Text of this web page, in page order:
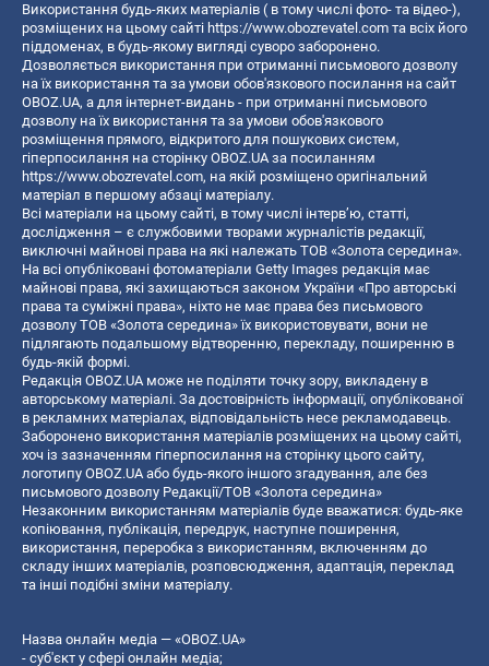
Використання будь-яких матеріалів ( в тому числі фото- та відео-),
розміщених на цьому сайті https://www.obozrevatel.com та всіх його
піддоменах, в будь-якому вигляді суворо заборонено.
Дозволяється використання при отриманні письмового дозволу
на їх використання та за умови обов'язкового посилання на сайт
OBOZ.UA, а для інтернет-видань - при отриманні письмового
дозволу на їх використання та за умови обов'язкового
розміщення прямого, відкритого для пошукових систем,
гіперпосилання на сторінку OBOZ.UA за посиланням
https://www.obozrevatel.com, на якій розміщено оригінальний
матеріал в першому абзаці матеріалу.
Всі матеріали на цьому сайті, в тому числі інтерв’ю, статті,
дослідження – є службовими творами журналістів редакції,
виключні майнові права на які належать ТОВ «Золота середина».
На всі опубліковані фотоматеріали Getty Images редакція має
майнові права, які захищаються законом України «Про авторські
права та суміжні права», ніхто не має права без письмового
дозволу ТОВ «Золота середина» їх використовувати, вони не
підлягають подальшому відтворенню, перекладу, поширенню в
будь-якій формі.
Редакція OBOZ.UA може не поділяти точку зору, викладену в
авторському матеріалі. За достовірність інформації, опублікованої
в рекламних матеріалах, відповідальність несе рекламодавець.
Заборонено використання матеріалів розміщених на цьому сайті,
хоч із зазначенням гіперпосилання на сторінку цього сайту,
логотипу OBOZ.UA або будь-якого іншого згадування, але без
письмового дозволу Редакції/ТОВ «Золота середина»
Незаконним використанням матеріалів буде вважатися: будь-яке
копiювання, публiкацiя, передрук, наступне поширення,
використання, переробка з використанням, включенням до
складу інших матеріалів, розповсюдження, адаптація, переклад
та інші подібні зміни матеріалу.
Назва онлайн медіа — «OBOZ.UA»
- суб'єкт у сфері онлайн медіа;